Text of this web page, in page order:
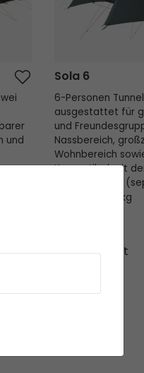
und
Sola 6
6-Personen
ausgestattet für
und
Nassbereich,
Wohnbereich
Kompatibel mit
Light LED-Strip
Gewicht 22.7 kg
Ausverkauft